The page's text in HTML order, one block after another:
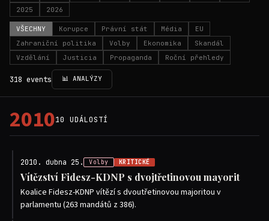
2025
2026
VŠECHNY Korupce Právní stát Média
EU
Zahraniční politika
Volby Ekonomika
Skandál
Vzdělání
Justicia Propaganda Roční přehledy
318 events 📊 ANALÝZY
201010 UDÁLOSTÍ
2010. dubna 25. Volby KRITICKÉ
Vítězství Fidesz-KDNP s dvojtřetinovou mayorit
Koalice Fidesz-KDNP vítězí s dvoutřetinovou majoritou v
parlamentu (263 mandátů z 386).